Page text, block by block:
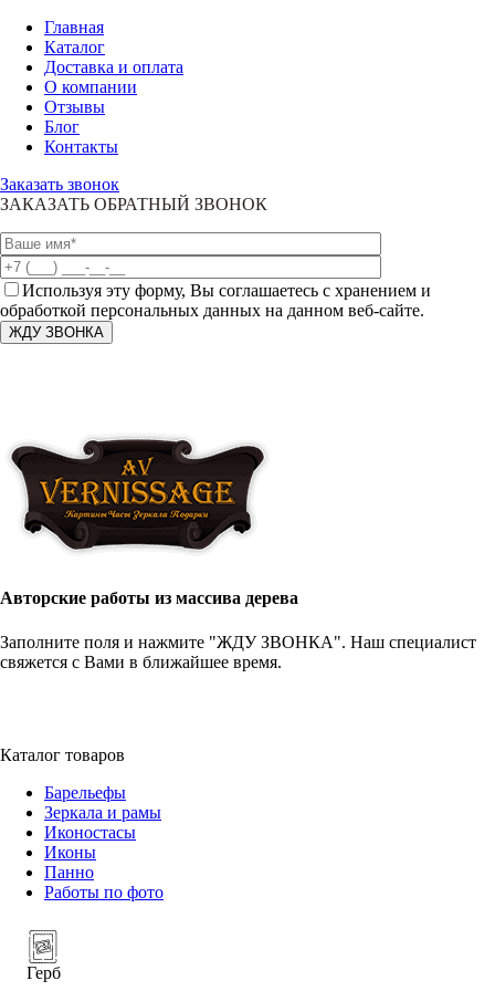
Главная
Каталог
Доставка и оплата
О компании
Отзывы
Блог
Контакты
Заказать звонок
ЗАКАЗАТЬ ОБРАТНЫЙ ЗВОНОК
Используя эту форму, Вы соглашаетесь с хранением и
обработкой персональных данных на данном веб-сайте.
Авторские работы из массива дерева
Заполните поля и нажмите "ЖДУ ЗВОНКА". Наш специалист
свяжется с Вами в ближайшее время.
Каталог товаров
Барельефы
Зеркала и рамы
Иконостасы
Иконы
Панно
Работы по фото
Герб